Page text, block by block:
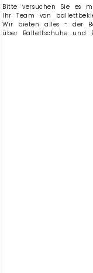
Bitte versuchen Sie es
Ihr Team von
Wir bieten alles - der
über Ballettschuhe und